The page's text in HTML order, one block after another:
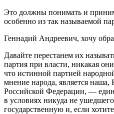
Это должны понимать и
особенно из так называемой
Геннадий Андреевич, хочу
Давайте перестанем их
партия при власти, никакая
что истинной партией
мнение народа, является наша,
Российской Федерации, —
в условиях никуда не
государственную и, если